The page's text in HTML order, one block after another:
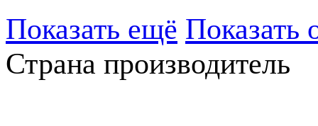
Показать ещё Показать
Страна производитель